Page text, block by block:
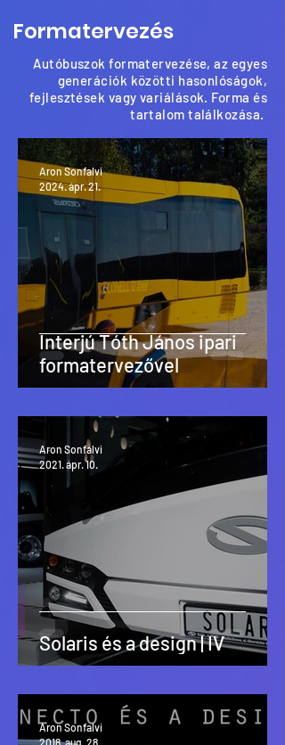
Formatervezés
Autóbuszok formatervezése, az egyes
generációk közötti hasonlóságok,
fejlesztések vagy variálások. Forma és
tartalom találkozása.
Interjú Tóth János ipari
formatervezővel
Aron Sonfalvi
2024. ápr. 21.
Solaris és a design | IV
Aron Sonfalvi
2021. ápr. 10.
Aron Sonfalvi
2018. aug. 28.